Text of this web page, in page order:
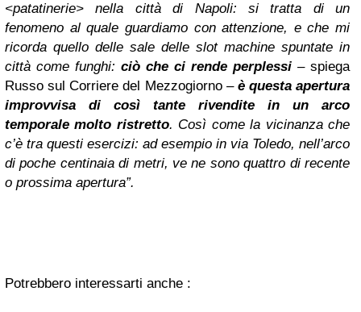
<patatinerie> nella città di Napoli: si tratta di un
fenomeno al quale guardiamo con attenzione, e che mi
ricorda quello delle sale delle slot machine spuntate in
città come funghi: ciò che ci rende perplessi – spiega
Russo sul Corriere del Mezzogiorno– è questa apertura
improvvisa di così tante rivendite in un arco
temporale molto ristretto. Così come la vicinanza che
c’è tra questi esercizi: ad esempio in via Toledo, nell’arco
di poche centinaia di metri, ve ne sono quattro di recente
o prossima apertura”.
Potrebbero interessarti anche :